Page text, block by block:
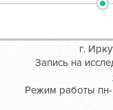
г.
Запись на
Режим работы пн-